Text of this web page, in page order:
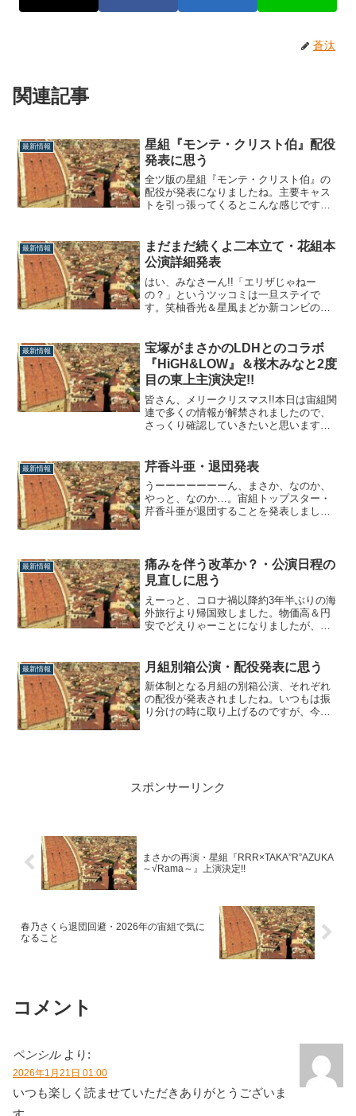
蒼汰
関連記事
最新情報
星組『モンテ・クリスト伯』配役
発表に思う
全ツ版の星組『モンテ・クリスト伯』の
配役が発表になりましたね。主要キャス
トを引っ張ってくるとこんな感じです。
ルセデス（エドモンの婚約者）舞空瞳実
咲凜音ダングラール（モレル海運の会計
士）輝咲玲央悠未ひろベルツッチオ（ダ
ンテスの家令...
最新情報
まだまだ続くよ二本立て・花組本
公演詳細発表
はい、みなさーん!!「エリザじゃねー
の？」というツッコミは一旦ステイで
す。笑柚香光＆星風まどか新コンビの大
公演】忠臣蔵ファンタジー『元禄バロッ
クロック』■作・演出：谷貴矢レビュー・
アニバーサリー『The Fascinatio...
最新情報
宝塚がまさかのLDHとのコラボ
『HiGH&LOW』＆桜木みなと2度
目の東上主演決定!!
皆さん、メリークリスマス!!本日は宙組関
連で多くの情報が解禁されましたので、
さっくり確認していきたいと思います。
公演情報【東京建物 Brillia HALL公演／梅
田芸術劇場シアター・ドラマシティ公
演】ミュージカル・プレ...
最新情報 芹香斗亜・退団発表
うーーーーーーーん、まさか、なのか、
やっと、なのか…。宙組トップスター・
芹香斗亜が退団することを発表しまし
果的に暫定PAGAD、大階段、そして次作
の合計3作。これが「最初から3作予定で
きっち...
最新情報
痛みを伴う改革か？・公演日程の
見直しに思う
えーっと、コロナ禍以降約3年半ぶりの海
外旅行より帰国致しました。物価高＆円
安でどえりゃーことになりましたが、趣
ぁ…。アーンド、帰国後すぐに日プも観
てました。（コメント欄で何度か触れて
頂き、ありがとうございます。）私の推
し＆天寿...
最新情報 月組別箱公演・配役発表に思う
新体制となる月組の別箱公演、それぞれ
の配役が発表されましたね。いつもは振
り分けの時に取り上げるのですが、今回
スポンサーリンク
まさかの再演・星組『RRR×TAKA”R”AZUKA
～√Rama～』上演決定!!
春乃さくら退団回避・2026年の宙組で気に
なること
コメント
ペンシル より:
2026年1月21日 01:00
いつも楽しく読ませていただきありがとうございま